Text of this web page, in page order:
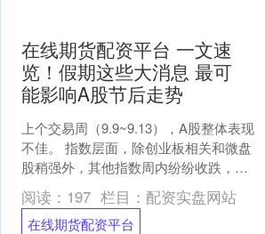
在线期货配资平台 一文速
览！假期这些大消息 最可
能影响A股节后走势
上个交易周（9.9~9.13），A股整体表现
不佳。 指数层面，除创业板相关和微盘
股稍强外，其他指数周内纷纷收跌，其
中红利相关指数回调最为明显。 个股方
面，整周仅....
阅读： 197 栏目： 配资实盘网站
在线期货配资平台